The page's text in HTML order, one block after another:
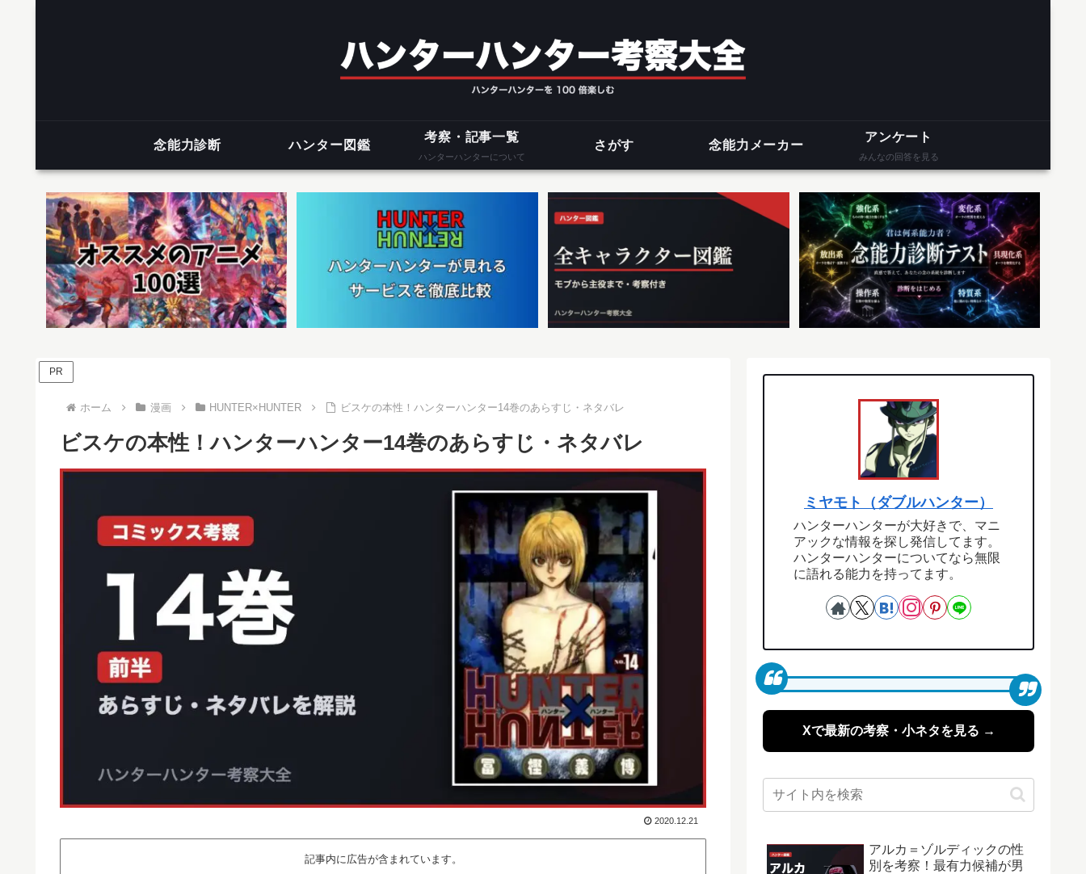
念能力診断 ハンター図鑑
考察・記事一覧
ハンターハンターについて
さがす 念能力メーカー
アンケート
みんなの回答を見る
PR
ホーム 漫画 HUNTER×HUNTER ビスケの本性！ハンターハンター14巻のあらすじ・ネタバレ
ビスケの本性！ハンターハンター14巻のあらすじ・ネタバレ
2020.12.21
記事内に広告が含まれています。
ミヤモト（ダブルハンター）
ハンターハンターが大好きで、マニ
アックな情報を探し発信してます。
ハンターハンターについてなら無限
に語れる能力を持ってます。
Xで最新の考察・小ネタを見る →
アルカ＝ゾルディックの性
別を考察！最有力候補が男